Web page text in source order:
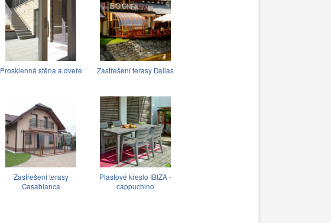
Prosklenná stěna a dveře Zastřešení terasy Dallas
Zastřešení terasy
Casablanca
Plastové křeslo IBIZA -
cappuchino